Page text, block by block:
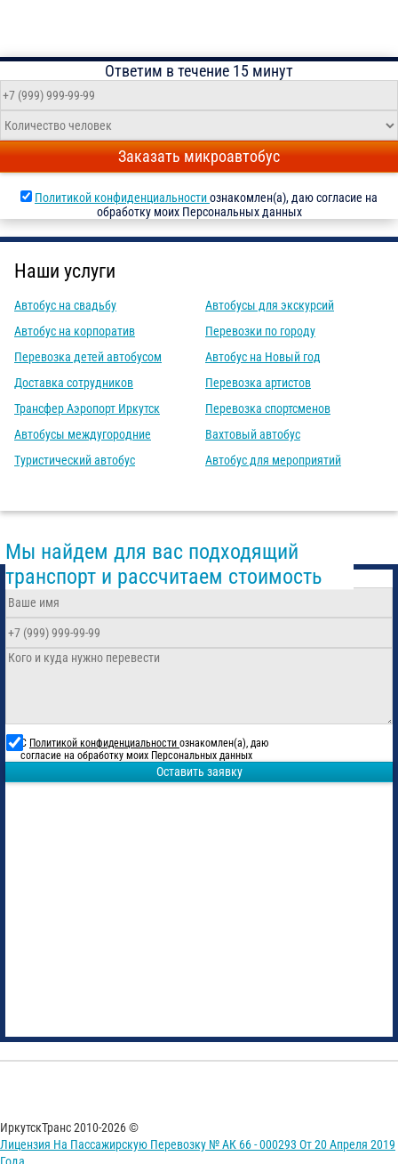
Ответим в течение 15 минут
Заказать микроавтобус
Политикой конфиденциальностиознакомлен(а), даю согласие на
обработку моих Персональных данных
Наши услуги
Автобус на свадьбу
Автобус на корпоратив
Перевозка детей автобусом
Доставка сотрудников
Трансфер Аэропорт Иркутск
Автобусы междугородние
Туристический автобус
Автобусы для экскурсий
Перевозки по городу
Автобус на Новый год
Перевозка артистов
Перевозка спортсменов
Вахтовый автобус
Автобус для мероприятий
Мы найдем для вас подходящий
транспорт и рассчитаем стоимость
С Политикой конфиденциальности ознакомлен(а), даю
согласие на обработку моих Персональных данных
Оставить заявку
ИркутскТранс 2010-2026 ©
Лицензия На Пассажирскую Перевозку № АК 66 - 000293 От 20 Апреля 2019